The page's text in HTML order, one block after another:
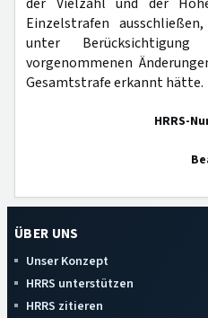
Einzelstrafen
unter
vorgenommenen
Gesamtstrafe erkannt hätte.
HRRS-
ÜBER UNS
Unser Konzept
HRRS unterstützen
HRRS zitieren